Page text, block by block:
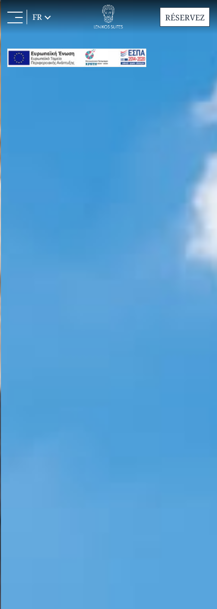
FR RÉSERVEZ